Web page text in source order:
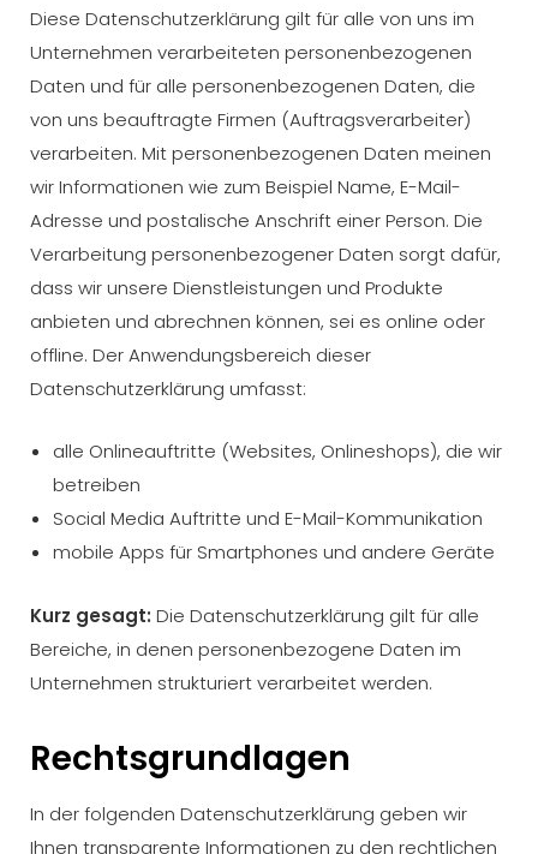
Diese Datenschutzerklärung gilt für alle von uns im
Unternehmen verarbeiteten personenbezogenen
Daten und für alle personenbezogenen Daten, die
von uns beauftragte Firmen (Auftragsverarbeiter)
verarbeiten. Mit personenbezogenen Daten meinen
wir Informationen wie zum Beispiel Name, E-Mail-
Adresse und postalische Anschrift einer Person. Die
Verarbeitung personenbezogener Daten sorgt dafür,
dass wir unsere Dienstleistungen und Produkte
anbieten und abrechnen können, sei es online oder
offline. Der Anwendungsbereich dieser
Datenschutzerklärung umfasst:
alle Onlineauftritte (Websites, Onlineshops), die wir
betreiben
Social Media Auftritte und E-Mail-Kommunikation
mobile Apps für Smartphones und andere Geräte
Kurz gesagt: Die Datenschutzerklärung gilt für alle
Bereiche, in denen personenbezogene Daten im
Unternehmen strukturiert verarbeitet werden.
Rechtsgrundlagen
In der folgenden Datenschutzerklärung geben wir
Ihnen transparente Informationen zu den rechtlichen